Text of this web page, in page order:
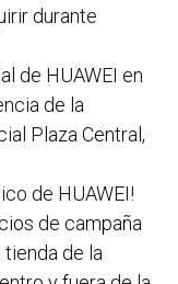
durante
de HUAWEI en
de la
Plaza Central,
de HUAWEI!
de campaña
tienda de la